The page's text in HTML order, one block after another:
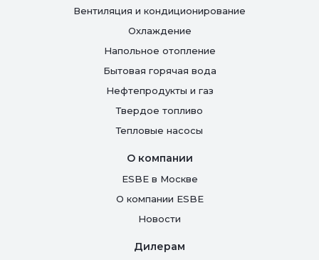
Вентиляция и кондиционирование
Oхлаждение
Напольное отопление
Бытовая горячая вода
Нефтепродукты и газ
Твердое топливо
Тепловые насосы
О компании
ESBE в Москве
О компании ESBE
Новости
Дилерам